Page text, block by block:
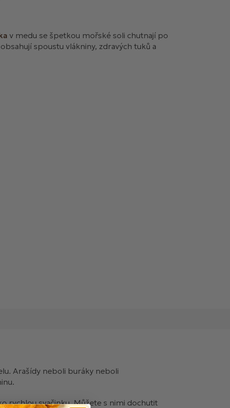
v medu se špetkou mořské soli chutnají po
spoustu vlákniny, zdravých tuků a
Arašídy neboli buráky neboli
rychlou svačinku. Můžete s nimi dochutit